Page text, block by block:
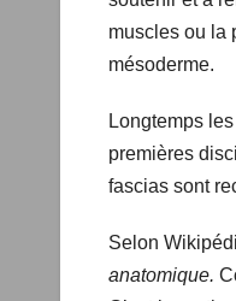
muscles ou la
mésoderme.
Longtemps
premières
fascias sont
Selon
anatomique.